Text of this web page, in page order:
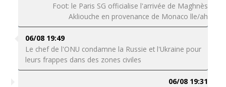
Foot: le Paris SG officialise l'arrivée de Maghnès
Akliouche en provenance de Monaco lle/ah
06/08 19:49
Le chef de l'ONU condamne la Russie et l'Ukraine pour
leurs frappes dans des zones civiles
06/08 19:31